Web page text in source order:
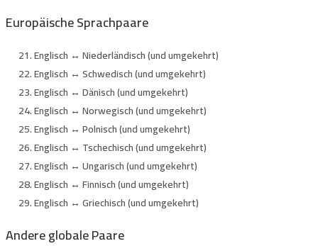
Europäische Sprachpaare
Englisch ↔ Niederländisch (und umgekehrt)
Englisch ↔ Schwedisch (und umgekehrt)
Englisch ↔ Dänisch (und umgekehrt)
Englisch ↔ Norwegisch (und umgekehrt)
Englisch ↔ Polnisch (und umgekehrt)
Englisch ↔ Tschechisch (und umgekehrt)
Englisch ↔ Ungarisch (und umgekehrt)
Englisch ↔ Finnisch (und umgekehrt)
Englisch ↔ Griechisch (und umgekehrt)
Andere globale Paare